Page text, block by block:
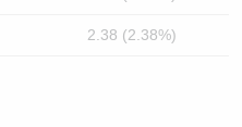
2.38 (2.38%)